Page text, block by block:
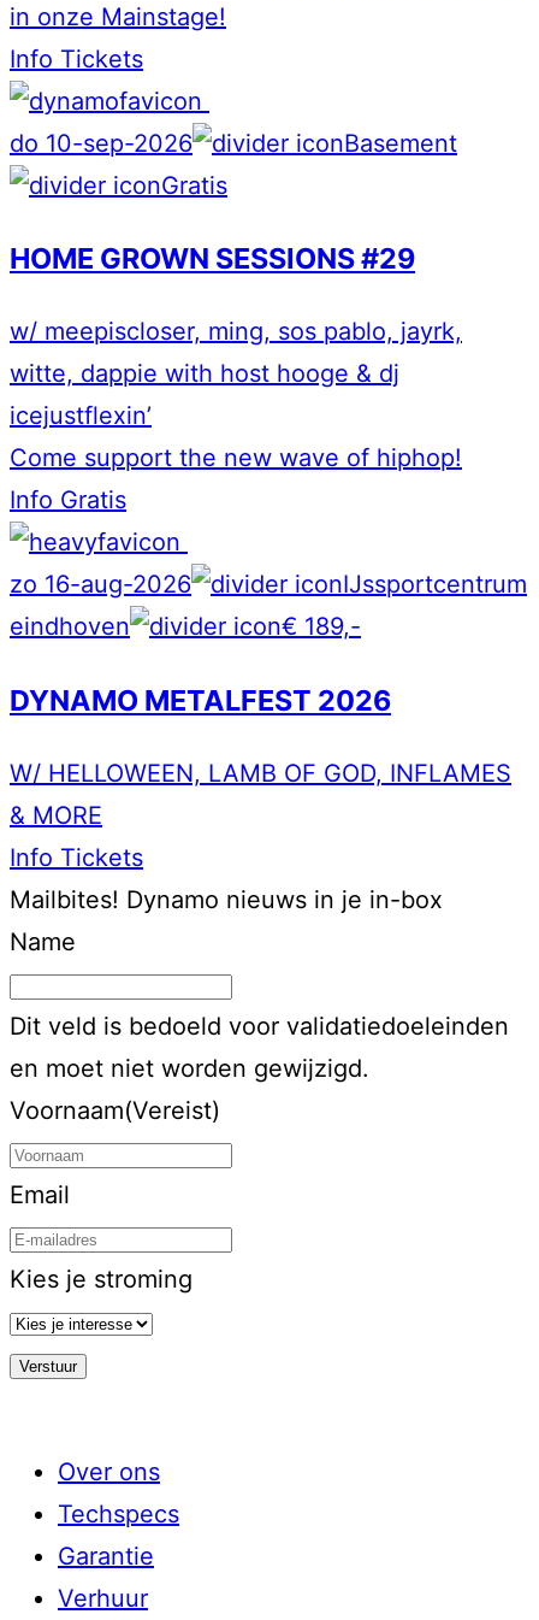
in onze Mainstage!
Info Tickets
do 10-sep-2026
Basement
Gratis
HOME GROWN SESSIONS #29
w/ meepiscloser, ming, sos pablo, jayrk,
witte, dappie with host hooge & dj
icejustflexin’
Come support the new wave of hiphop!
Info Gratis
zo 16-aug-2026
IJssportcentrum
eindhoven
€ 189,-
DYNAMO METALFEST 2026
W/ HELLOWEEN, LAMB OF GOD, INFLAMES
& MORE
Info Tickets
Mailbites! Dynamo nieuws in je in-box
Name
Dit veld is bedoeld voor validatiedoeleinden
en moet niet worden gewijzigd.
Voornaam(Vereist)
Email
Kies je stroming
Over ons
Techspecs
Garantie
Verhuur